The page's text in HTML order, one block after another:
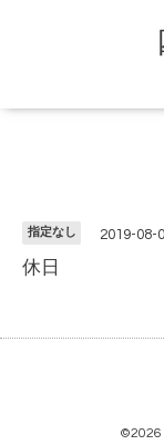
指定なし 2019-08-
休日
©2026